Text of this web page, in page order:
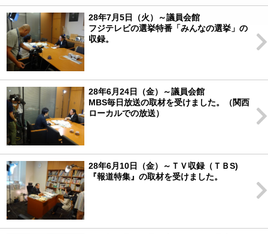
28年7月5日（火）～議員会館
フジテレビの選挙特番「みんなの選挙」の
収録。
28年6月24日（金）～議員会館
MBS毎日放送の取材を受けました。（関西
ローカルでの放送）
28年6月10日（金）～ＴＶ収録（ＴＢS)
『報道特集』の取材を受けました。